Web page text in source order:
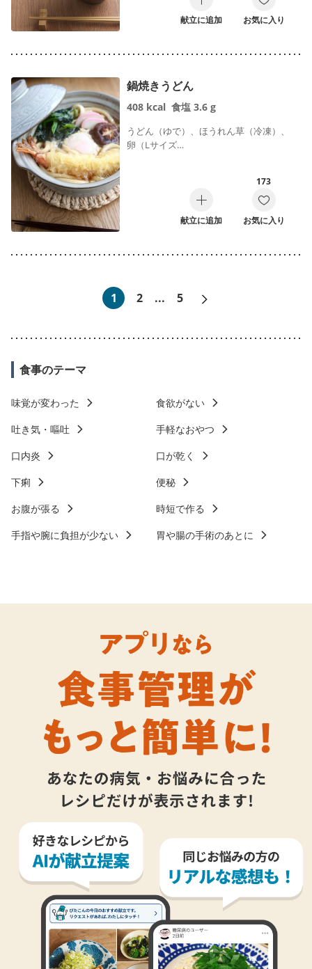
献立に追加 お気に入り
鍋焼きうどん
408 kcal 食塩 3.6 g
うどん（ゆで）、ほうれん草（冷凍）、
卵（Lサイズ…
献立に追加
173
お気に入り
1 2 ... 5
食事のテーマ
味覚が変わった
食欲がない
吐き気・嘔吐
手軽なおやつ
口内炎
口が乾く
下痢
便秘
お腹が張る
時短で作る
手指や腕に負担が少ない
胃や腸の手術のあとに